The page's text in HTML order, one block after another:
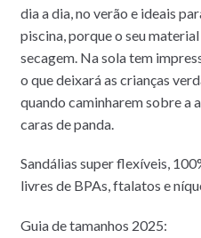
dia a dia, no verão e ideais
piscina, porque o seu
secagem. Na sola tem
o que deixará as crianças
quando caminharem sobre a
caras de panda.
Sandálias super flexíveis,
livres de BPAs, ftalatos e
Guia de tamanhos 2025: